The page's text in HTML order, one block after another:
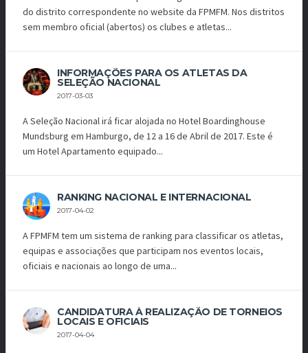
do distrito correspondente no website da FPMFM. Nos distritos
sem membro oficial (abertos) os clubes e atletas...
INFORMAÇÕES PARA OS ATLETAS DA
SELEÇÃO NACIONAL
2017-03-03
A Seleção Nacional irá ficar alojada no Hotel Boardinghouse
Mundsburg em Hamburgo, de 12 a 16 de Abril de 2017. Este é
um Hotel Apartamento equipado...
RANKING NACIONAL E INTERNACIONAL
2017-04-02
A FPMFM tem um sistema de ranking para classificar os atletas,
equipas e associações que participam nos eventos locais,
oficiais e nacionais ao longo de uma...
CANDIDATURA À REALIZAÇÃO DE TORNEIOS
LOCAIS E OFICIAIS
2017-04-04